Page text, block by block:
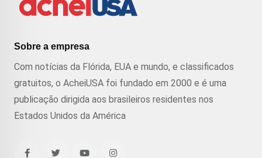
Sobre a empresa
Com notícias da Flórida, EUA e mundo, e classificados
gratuitos, o AcheiUSA foi fundado em 2000 e é uma
publicação dirigida aos brasileiros residentes nos
Estados Unidos da América